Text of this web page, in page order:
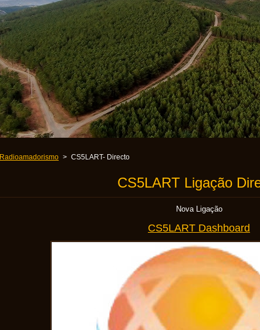
Radioamadorismo > CS5LART- Directo
CS5LART Ligação
Nova Ligação
CS5LART Dashboard